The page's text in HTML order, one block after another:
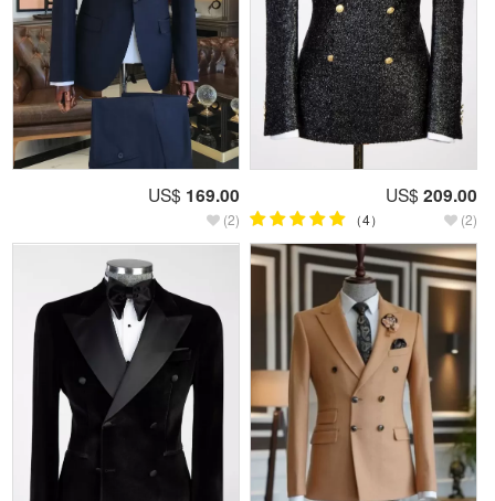
US$ 169.00
(2)
US$ 209.00
（4） (2)